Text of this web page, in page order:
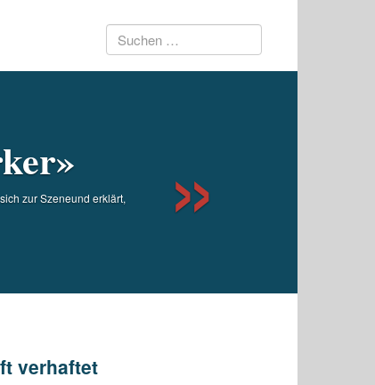
Suchen
zur Szeneund erklärt,
verhaftet